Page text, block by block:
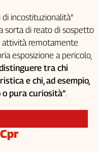
incostituzionalità”
sorta di reato di sospetto
attività remotamente
esposizione a pericolo,
tra chi
e chi, ad esempio,
pura curiosità”.